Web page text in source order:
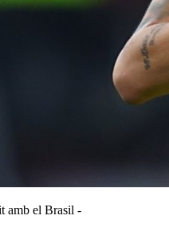
amb el Brasil -